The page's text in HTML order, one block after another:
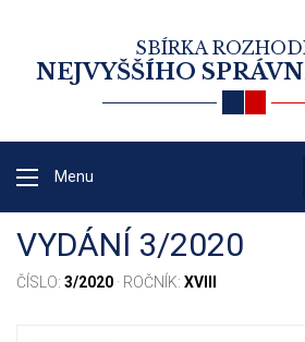
SBÍRKA
NEJVYŠŠÍHO
Menu
VYDÁNÍ 3/2020
ČÍSLO: 3/2020 · ROČNÍK: XVIII